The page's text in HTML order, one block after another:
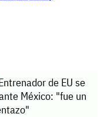
de EU se
México: "fue un